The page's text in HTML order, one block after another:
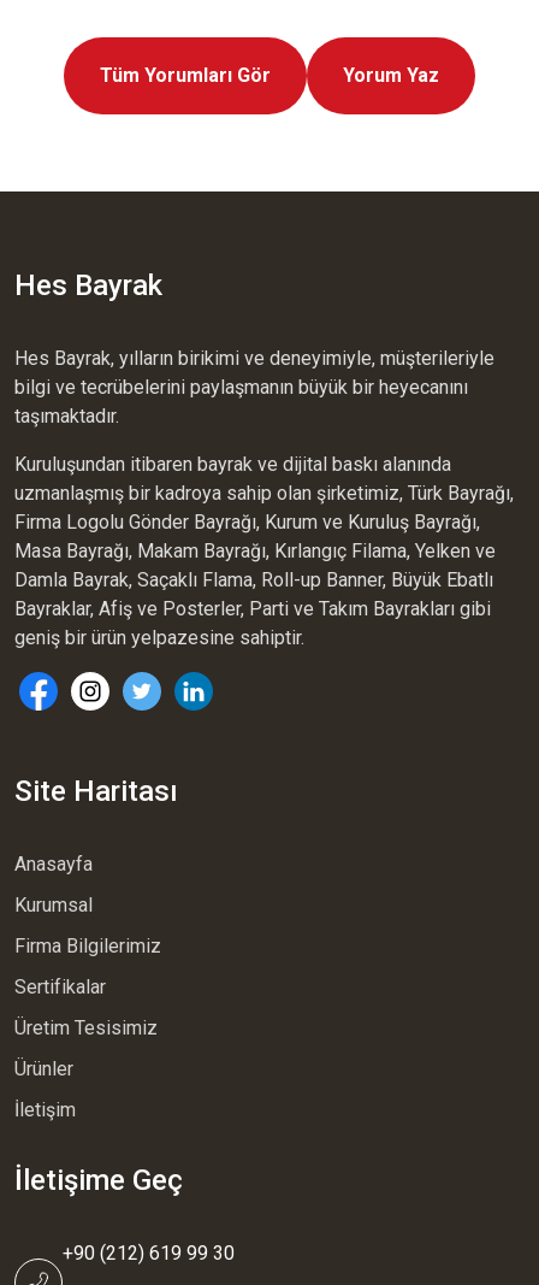
Tüm Yorumları Gör Yorum Yaz
Hes Bayrak
Hes Bayrak, yılların birikimi ve deneyimiyle, müşterileriyle
bilgi ve tecrübelerini paylaşmanın büyük bir heyecanını
taşımaktadır.
Kuruluşundan itibaren bayrak ve dijital baskı alanında
uzmanlaşmış bir kadroya sahip olan şirketimiz, Türk Bayrağı,
Firma Logolu Gönder Bayrağı, Kurum ve Kuruluş Bayrağı,
Masa Bayrağı, Makam Bayrağı, Kırlangıç Filama, Yelken ve
Damla Bayrak, Saçaklı Flama, Roll-up Banner, Büyük Ebatlı
Bayraklar, Afiş ve Posterler, Parti ve Takım Bayrakları gibi
geniş bir ürün yelpazesine sahiptir.
Site Haritası
Anasayfa
Kurumsal
Firma Bilgilerimiz
Sertifikalar
Üretim Tesisimiz
Ürünler
İletişim
İletişime Geç
+90 (212) 619 99 30